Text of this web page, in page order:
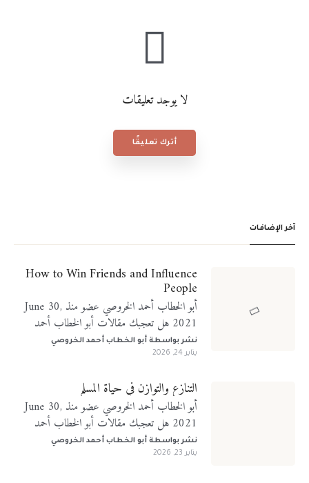
لا يوجد تعليقات
أترك تعليقًا
آخر الإضافات
How to Win Friends and Influence
People
أبو الخطاب أحمد الخروصي عضو منذ June 30,
2021 هل تعجبك مقالات أبو الخطاب أحمد
الخروصي؟ تابعني على منصات التواصل الإجتماعي
نشر بواسطةأبو الخطاب أحمد الخروصي
يناير 24, 2026
التنازع والتوازن في حياة المسلم
أبو الخطاب أحمد الخروصي عضو منذ June 30,
2021 هل تعجبك مقالات أبو الخطاب أحمد
الخروصي؟ تابعني على منصات التواصل الإجتماعي
نشر بواسطةأبو الخطاب أحمد الخروصي
يناير 23, 2026